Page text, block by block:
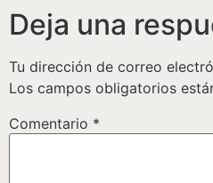
Deja una
Tu dirección de correo
Los campos obligatorios
Comentario *